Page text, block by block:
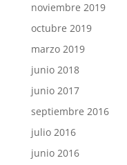
noviembre 2019
octubre 2019
marzo 2019
junio 2018
junio 2017
septiembre 2016
julio 2016
junio 2016